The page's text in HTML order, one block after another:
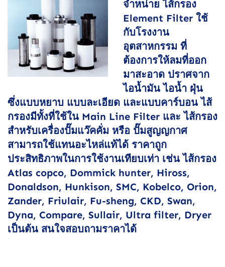
จำหน่าย ไส้กรอง
Element Filter ใช้
กับโรงงาน
อุตสาหกรรม ที่
ต้องการให้ลมที่ออก
มาสะอาด ปราศจาก
ไอน้ำมัน ไอน้ำ ฝุ่น
ซึ่งแบบหยาบ แบบละเอียด และแบบคาร์บอน ไส้
กรองมีทั้งที่ใช้ใน Main Line Filter และ ไส้กรอง
สำหรับเครื่องปั๊มแว๊คคั่ม หรือ ปั๊มสูญญกาศ
สามารถใช้แทนอะไหล่แท้ได้ ราคาถูก
ประสิทธิภาพในการใช้งานเทียบเท่า เช่น ไส้กรอง
Atlas copco, Dommick hunter, Hiross,
Donaldson, Hunkison, SMC, Kobelco, Orion,
Zander, Friulair, Fu-sheng, CKD, Swan,
Dyna, Compare, Sullair, Ultra filter, Dryer
เป็นต้น สนใจสอบถามราคาได้